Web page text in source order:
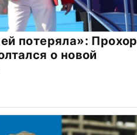
потеряла»: Прохор
о новой